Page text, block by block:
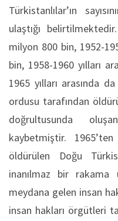
Türkistanlılar’ın
ulaştığı
milyon 800 bin, 1952-
bin, 1958-1960 yılları
1965 yılları arasında
ordusu tarafından
doğrultusunda
kaybetmiştir.
öldürülen Doğu
inanılmaz bir rakama
meydana gelen insan
insan hakları örgütleri